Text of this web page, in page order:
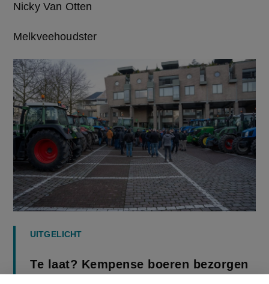
Nicky Van Otten
Melkveehoudster
UITGELICHT
Te laat? Kempense boeren bezorgen